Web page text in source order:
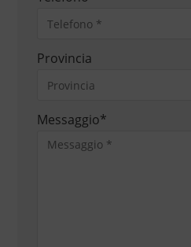
Provincia
Messaggio*